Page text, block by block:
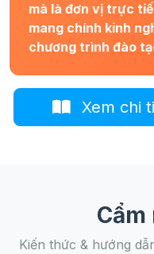
mà là đơn vị trực
mang chính kinh
chương trình đào
Xem chi
Cẩm
Kiến thức & hướng